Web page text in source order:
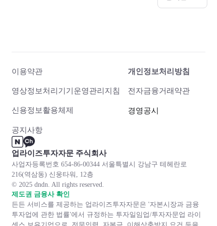
이용약관 개인정보처리방침
영상정보처리기기운영관리지침 전자금융거래약관
신용정보활용체제 경영공시
공지사항
업라이즈투자자문 주식회사
사업자등록번호 654-86-00344 서울특별시 강남구 테헤란로
216(역삼동) 신웅타워, 12층
© 2025 dndn. All rights reserved.
제도권 금융사 확인
든든 서비스를 제공하는 업라이즈투자자문은 '자본시장과 금융
투자업에 관한 법률'에서 규정하는 투자일임업/투자자문업 라이